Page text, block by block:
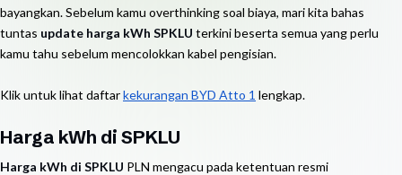
bayangkan. Sebelum kamu overthinking soal biaya, mari kita bahas
tuntas update harga kWh SPKLU terkini beserta semua yang perlu
kamu tahu sebelum mencolokkan kabel pengisian.
Klik untuk lihat daftarkekurangan BYD Atto 1 lengkap.
Harga kWh di SPKLU
Harga kWh di SPKLU PLN mengacu pada ketentuan resmi